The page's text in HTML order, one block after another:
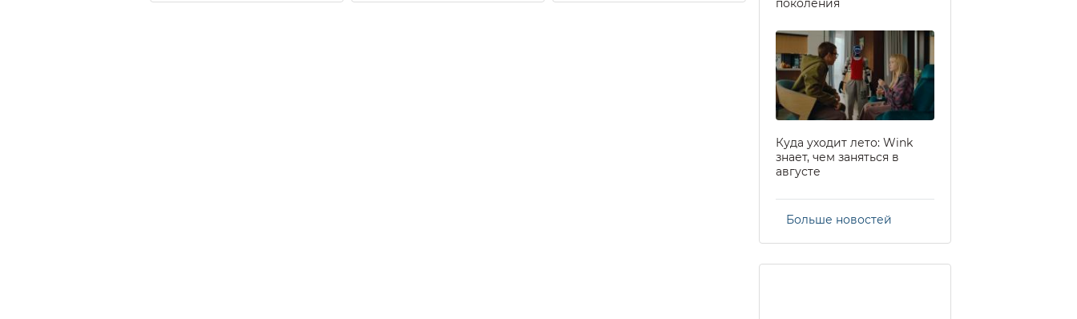
поколения
Куда уходит лето: Wink
знает, чем заняться в
августе
Больше новостей